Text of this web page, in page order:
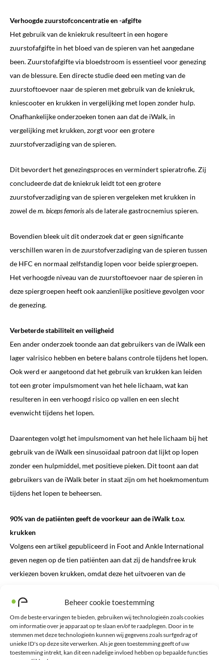
Beheer cookie toestemming
Om de beste ervaringen te bieden, gebruiken wij technologieën zoals cookies
om informatie over je apparaat op te slaan en/of te raadplegen. Door in te
stemmen met deze technologieën kunnen wij gegevens zoals surfgedrag of
unieke ID's op deze site verwerken. Als je geen toestemming geeft of uw
toestemming intrekt, kan dit een nadelige invloed hebben op bepaalde functies
Verhoogde zuurstofconcentratie en -afgifte
Het gebruik van de kniekruk resulteert in een hogere
zuurstofafgifte in het bloed van de spieren van het aangedane
been. Zuurstofafgifte via bloedstroom is essentieel voor genezing
van de blessure. Een directe studie deed een meting van de
zuurstoftoevoer naar de spieren met gebruik van de kniekruk,
kniescooter en krukken in vergelijking met lopen zonder hulp.
Onafhankelijke onderzoeken tonen aan dat de iWalk, in
vergelijking met krukken, zorgt voor een grotere
zuurstofverzadiging van de spieren.
Dit bevordert het genezingsproces en vermindert spieratrofie. Zij
concludeerde dat de kniekruk leidt tot een grotere
zuurstofverzadiging van de spieren vergeleken met krukken in
zowel dem. biceps femorisals de laterale gastrocnemius spieren.
Bovendien bleek uit dit onderzoek dat er geen significante
verschillen waren in de zuurstofverzadiging van de spieren tussen
de HFC en normaal zelfstandig lopen voor beide spiergroepen.
Het verhoogde niveau van de zuurstoftoevoer naar de spieren in
deze spiergroepen heeft ook aanzienlijke positieve gevolgen voor
de genezing.
Verbeterde stabiliteit en veiligheid
Een ander onderzoek toonde aan dat gebruikers van de iWalk een
lager valrisico hebben en betere balans controle tijdens het lopen.
Ook werd er aangetoond dat het gebruik van krukken kan leiden
tot een groter impulsmoment van het hele lichaam, wat kan
resulteren in een verhoogd risico op vallen en een slecht
evenwicht tijdens het lopen.
Daarentegen volgt het impulsmoment van het hele lichaam bij het
gebruik van de iWalk een sinusoïdaal patroon dat lijkt op lopen
zonder een hulpmiddel, met positieve pieken. Dit toont aan dat
gebruikers van de iWalk beter in staat zijn om het hoekmomentum
tijdens het lopen te beheersen.
90% van de patiënten geeft de voorkeur aan de iWalk t.o.v.
krukken
Volgens een artikel gepubliceerd in Foot and Ankle International
geven negen op de tien patiënten aan dat zij de handsfree kruk
verkiezen boven krukken, omdat deze het uitvoeren van de
gesproken vóór het letsel deden. In een ander onderzoek werd het
effect van krukkengebruik vergeleken met of zonder loopschoen
op de voorkeur van de patiënt en ontdekte dat de deelnemers de